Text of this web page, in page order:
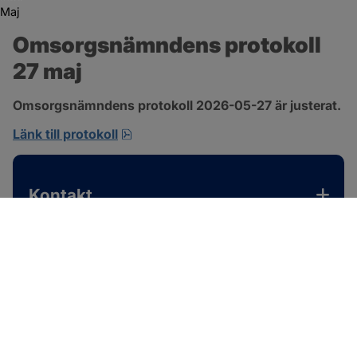
Maj
Omsorgsnämndens protokoll
27 maj
Omsorgsnämndens protokoll 2026-05-27 är justerat.
Länk till protokoll
Kontakt